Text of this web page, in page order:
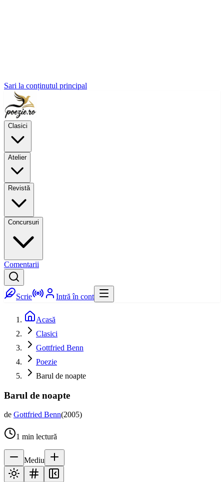
Sari la conținutul principal
Clasici
Atelier
Revistă
Concursuri
Comentarii
Scrie Intră în cont
Acasă
Clasici
Gottfried Benn
Poezie
Barul de noapte
Barul de noapte
de Gottfried Benn(2005)
1 min lectură
Mediu